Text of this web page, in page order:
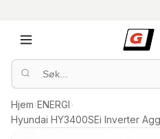
Hjem›ENERGI›
Hyundai HY3400SEi Inverter